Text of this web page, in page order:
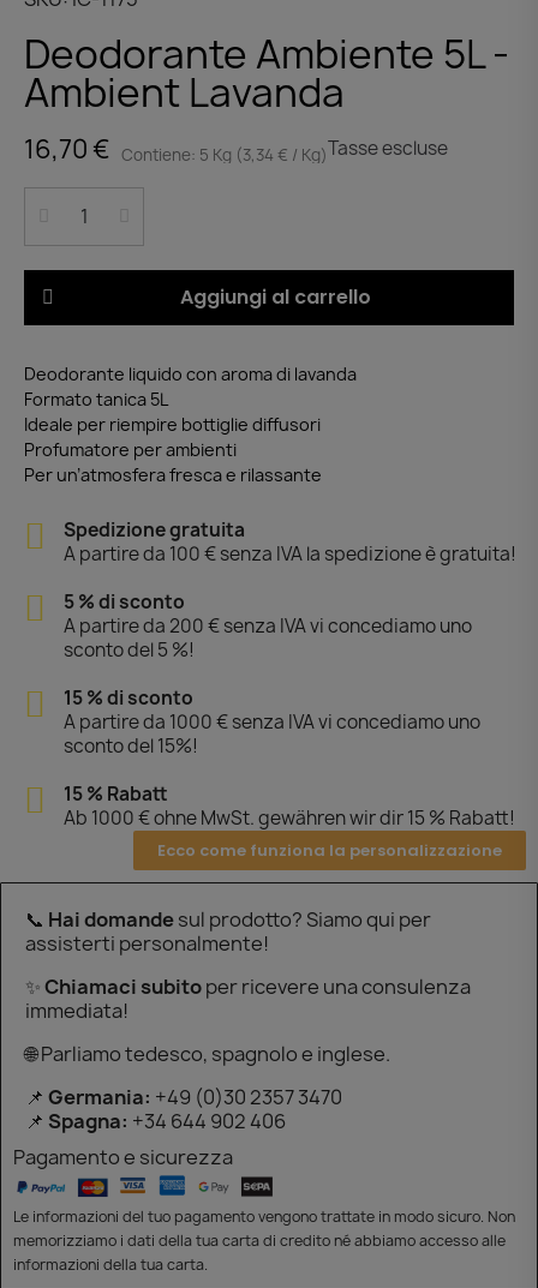
Deodorante Ambiente 5L -
Ambient Lavanda
16,70 € Contiene: 5 Kg (3,34 € / Kg)Tasse escluse
Aggiungi al carrello
Deodorante liquido con aroma di lavanda
Formato tanica 5L
Ideale per riempire bottiglie diffusori
Profumatore per ambienti
Per un’atmosfera fresca e rilassante
Spedizione gratuita
A partire da 100 € senza IVA la spedizione è gratuita!
5 % di sconto
A partire da 200 € senza IVA vi concediamo uno
sconto del 5 %!
15 % di sconto
A partire da 1000 € senza IVA vi concediamo uno
sconto del 15%!
15 % Rabatt
Ab 1000 € ohne MwSt. gewähren wir dir 15 % Rabatt!
Ecco come funziona la personalizzazione
📞 Hai domandesul prodotto? Siamo qui per
assisterti personalmente!
✨Chiamaci subitoper ricevere una consulenza
immediata!
🌐 Parliamo tedesco, spagnolo e inglese.
📌 Germania: +49 (0)30 2357 3470
📌 Spagna: +34 644 902 406
Pagamento e sicurezza
Le informazioni del tuo pagamento vengono trattate in modo sicuro. Non
memorizziamo i dati della tua carta di credito né abbiamo accesso alle
informazioni della tua carta.